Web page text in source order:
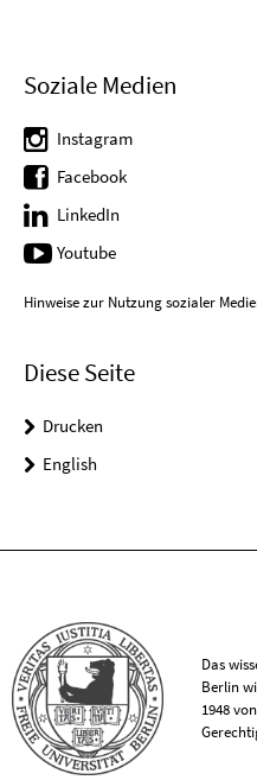
Soziale Medien
Instagram
Facebook
LinkedIn
Youtube
Hinweise zur Nutzung sozialer
Diese Seite
Drucken
English
Das
Berlin
1948